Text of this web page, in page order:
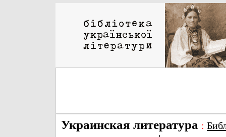
Украинская литература :